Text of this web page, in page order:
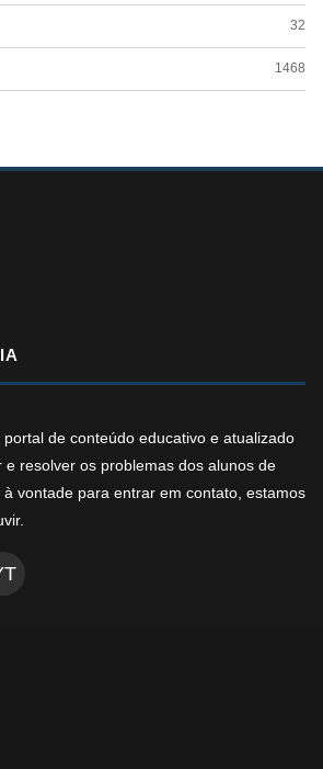
32
1468
de conteúdo educativo e atualizado
resolver os problemas dos alunos de
vontade para entrar em contato, estamos